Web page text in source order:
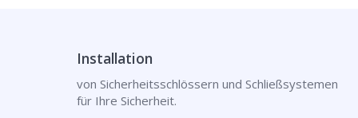
Installation
von Sicherheitsschlössern und Schließsystemen
für Ihre Sicherheit.